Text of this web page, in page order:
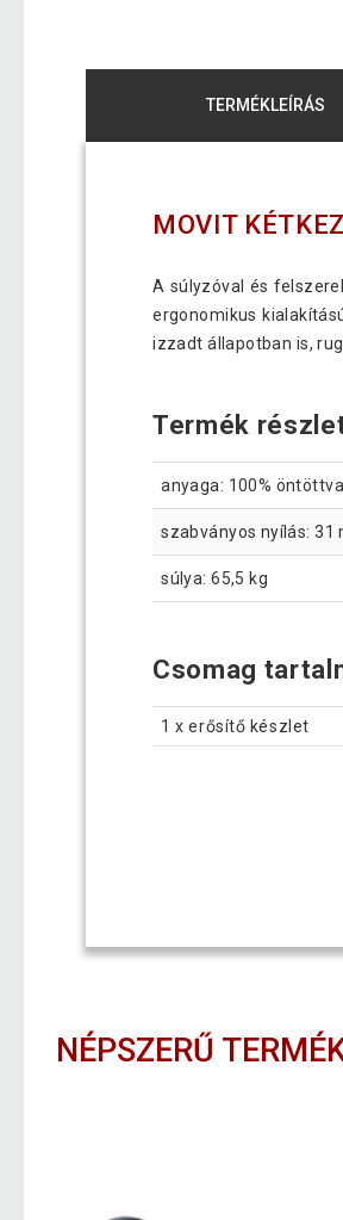
TERMÉKLEÍRÁS
MOVIT
A súlyzóval és
ergonomikus
izzadt állapotban is,
Termék
anyaga: 100%
szabványos nyílás: 31
súlya: 65,5 kg
Csomag
1 x erősítő készlet
NÉPSZERŰ